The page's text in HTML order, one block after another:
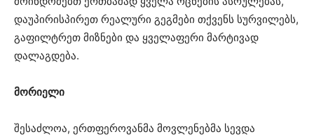
დაუპირისპირეთ რეალური გეგმები თქვენს სურვილებს,
გაფილტრეთ მიზნები და ყველაფერი მარტივად
დალაგდება.
მორიელი
შესაძლოა, ერთფეროვანმა მოვლენებმა სევდა